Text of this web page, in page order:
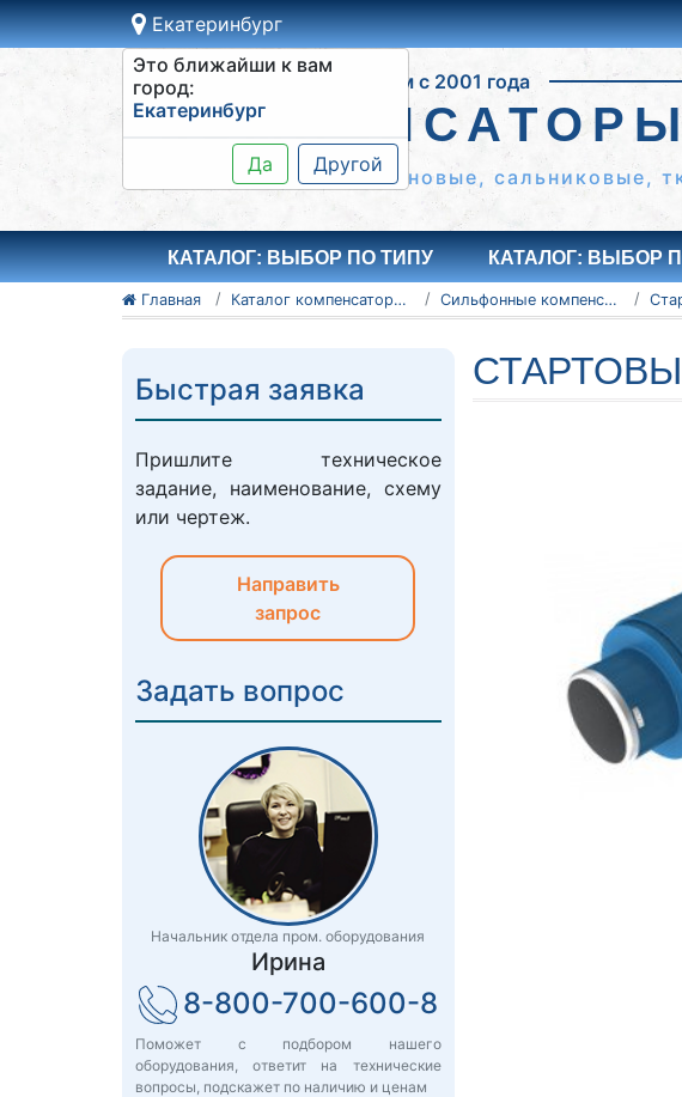
Екатеринбург
Это ближайши к вам
город:
Екатеринбург
Да Другой
Работаем с 2001 года
КОМПЕНСАТОРЫ
Сильфонные КСО, резиновые, сальниковые,
КАТАЛОГ: ВЫБОР ПО ТИПУ КАТАЛОГ: ВЫБОР
Главная Каталог компенсаторов Сильфонные компенсаторы
Быстрая заявка
Пришлите техническое
задание, наименование, схему
или чертеж.
Направить
запрос
Задать вопрос
Начальник отдела пром. оборудования
Ирина
8-800-700-600-8
Поможет с подбором нашего
оборудования, ответит на технические
вопросы, подскажет по наличию и ценам